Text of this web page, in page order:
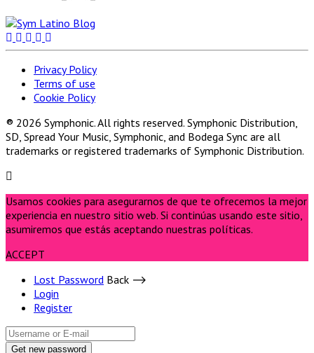
Privacy Policy
Terms of use
Cookie Policy
® 2026 Symphonic. All rights reserved. Symphonic Distribution,
SD, Spread Your Music, Symphonic, and Bodega Sync are all
trademarks or registered trademarks of Symphonic Distribution.
Usamos cookies para asegurarnos de que te ofrecemos la mejor
experiencia en nuestro sitio web. Si continúas usando este sitio,
asumiremos que estás aceptando nuestras políticas.
ACCEPT
Lost Password Back ⟶
Login
Register
Get new password